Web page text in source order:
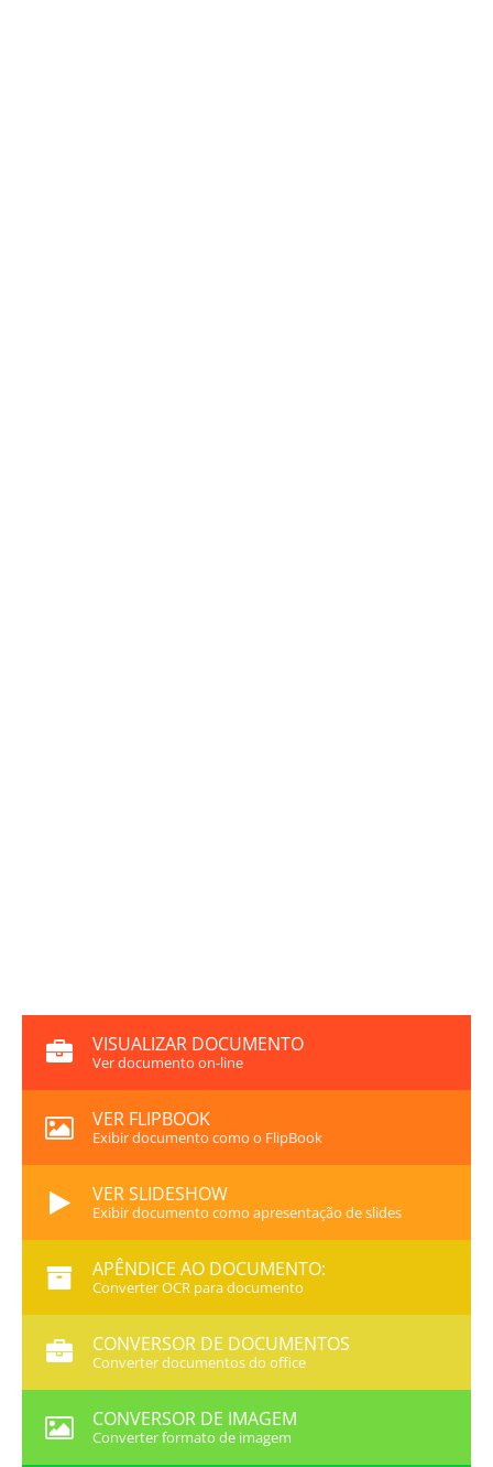
VISUALIZAR DOCUMENTO
Ver documento on-line
VER FLIPBOOK
Exibir documento como o FlipBook
VER SLIDESHOW
Exibir documento como apresentação de slides
APÊNDICE AO DOCUMENTO:
Converter OCR para documento
CONVERSOR DE DOCUMENTOS
Converter documentos do office
CONVERSOR DE IMAGEM
Converter formato de imagem